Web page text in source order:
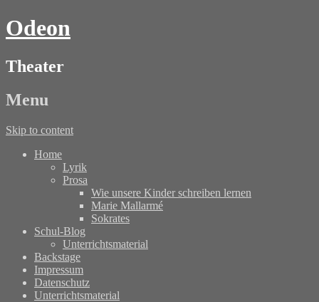
Odeon
Theater
Menu
Skip to content
Home
Lyrik
Prosa
Wie unsere Kinder schreiben lernen
Marie Mallarmé
Sokrates
Schul-Blog
Unterrichtsmaterial
Backstage
Impressum
Datenschutz
Unterrichtsmaterial